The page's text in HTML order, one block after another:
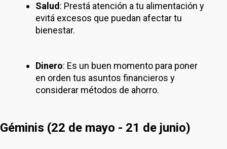
Salud : Prestá atención a tu alimentación y
evitá excesos que puedan afectar tu
bienestar.
Dinero: Es un buen momento para poner
en orden tus asuntos financieros y
considerar métodos de ahorro.
Géminis (22 de mayo - 21 de junio)